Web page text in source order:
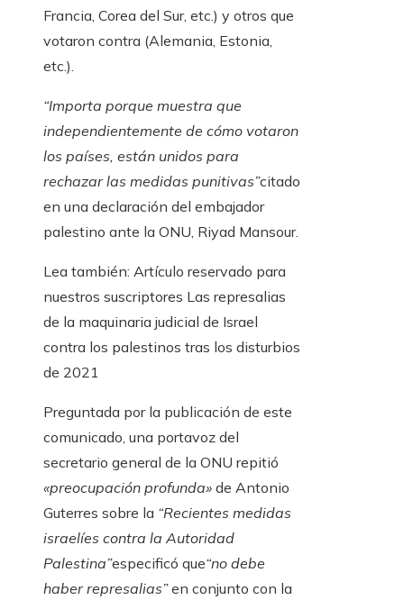
Francia, Corea del Sur, etc.) y otros que
votaron contra (Alemania, Estonia,
etc.).
“Importa porque muestra que
independientemente de cómo votaron
los países, están unidos para
rechazar las medidas punitivas”citado
en una declaración del embajador
palestino ante la ONU, Riyad Mansour.
Lea también: Artículo reservado para
nuestros suscriptores Las represalias
de la maquinaria judicial de Israel
contra los palestinos tras los disturbios
de 2021
Preguntada por la publicación de este
comunicado, una portavoz del
secretario general de la ONU repitió
«preocupación profunda» de Antonio
Guterres sobre la “Recientes medidas
israelíes contra la Autoridad
Palestina”especificó que“no debe
haber represalias”en conjunto con la